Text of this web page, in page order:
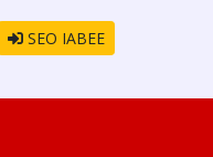
SEO IABEE